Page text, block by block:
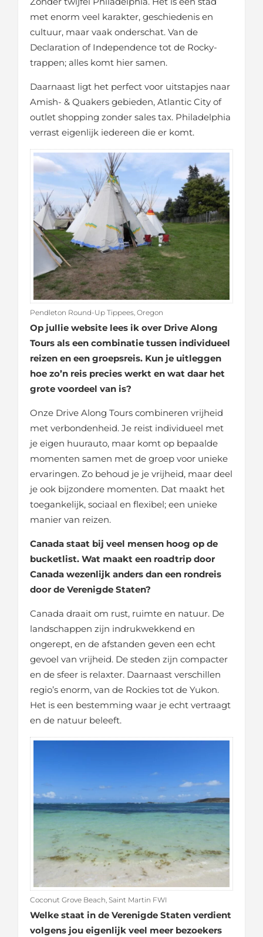
met enorm veel karakter, geschiedenis en
cultuur, maar vaak onderschat. Van de
Declaration of Independence tot de Rocky-
trappen; alles komt hier samen.
Daarnaast ligt het perfect voor uitstapjes naar
Amish- & Quakers gebieden, Atlantic City of
outlet shopping zonder sales tax. Philadelphia
verrast eigenlijk iedereen die er komt.
Pendleton Round-Up Tippees, Oregon
Op jullie website lees ik over Drive Along
Tours als een combinatie tussen individueel
reizen en een groepsreis. Kun je uitleggen
hoe zo’n reis precies werkt en wat daar het
grote voordeel van is?
Onze Drive Along Tours combineren vrijheid
met verbondenheid. Je reist individueel met
je eigen huurauto, maar komt op bepaalde
momenten samen met de groep voor unieke
ervaringen. Zo behoud je je vrijheid, maar deel
je ook bijzondere momenten. Dat maakt het
toegankelijk, sociaal en flexibel; een unieke
manier van reizen.
Canada staat bij veel mensen hoog op de
bucketlist. Wat maakt een roadtrip door
Canada wezenlijk anders dan een rondreis
door de Verenigde Staten?
Canada draait om rust, ruimte en natuur. De
landschappen zijn indrukwekkend en
ongerept, en de afstanden geven een echt
gevoel van vrijheid. De steden zijn compacter
en de sfeer is relaxter. Daarnaast verschillen
regio’s enorm, van de Rockies tot de Yukon.
Het is een bestemming waar je echt vertraagt
en de natuur beleeft.
Coconut Grove Beach, Saint Martin FWI
Welke staat in de Verenigde Staten verdient
volgens jou eigenlijk veel meer bezoekers